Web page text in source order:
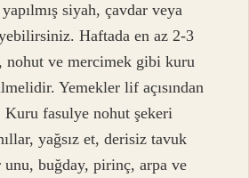
siyah, çavdar veya
Haftada en az 2-3
nohut ve mercimek gibi kuru
Yemekler lif açısından
Kuru fasulye nohut şekeri
yağsız et, derisiz tavuk
unu, buğday, pirinç, arpa ve